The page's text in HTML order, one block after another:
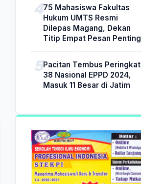
75 Mahasiswa Fakultas
Hukum UMTS Resmi
Dilepas Magang, Dekan
Titip Empat Pesan Penting
Pacitan Tembus Peringkat
38 Nasional EPPD 2024,
Masuk 11 Besar di Jatim